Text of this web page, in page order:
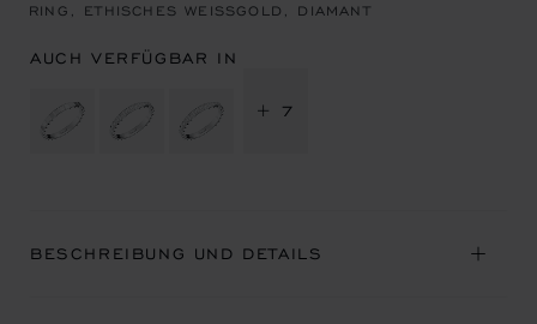
RING, ETHISCHES WEISSGOLD, DIAMANT
AUCH VERFÜGBAR IN
+ 7
BESCHREIBUNG UND DETAILS